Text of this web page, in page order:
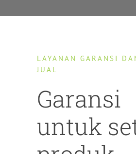
LAYANAN GARANSI
JUAL
Garansi
untuk